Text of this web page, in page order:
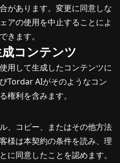
があります。変更に同意しな
アの使用を中止することによ
きます。
コンテンツ
用して生成したコンテンツに
Tordar AIがそのようなコン
権利を含みます。
、コピー、またはその他方法
様は本契約の条件を読み、理
に同意したことを認めます。